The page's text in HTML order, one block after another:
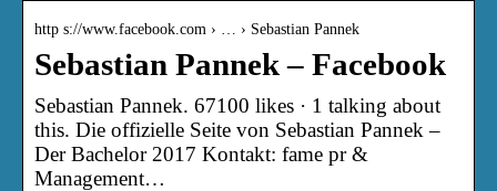
http s://www.facebook.com › … › Sebastian Pannek
Sebastian Pannek – Facebook
Sebastian Pannek. 67100 likes · 1 talking about
this. Die offizielle Seite von Sebastian Pannek –
Der Bachelor 2017 Kontakt: fame pr &
Management…